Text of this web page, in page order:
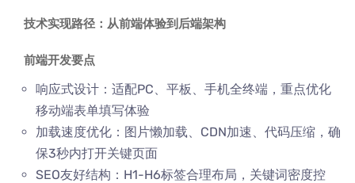
技术实现路径：从前端体验到后端架构
前端开发要点
响应式设计：适配PC、平板、手机全终端，重点优化
移动端表单填写体验
加载速度优化：图片懒加载、CDN加速、代码压缩，确
保3秒内打开关键页面
SEO友好结构：H1-H6标签合理布局，关键词密度控